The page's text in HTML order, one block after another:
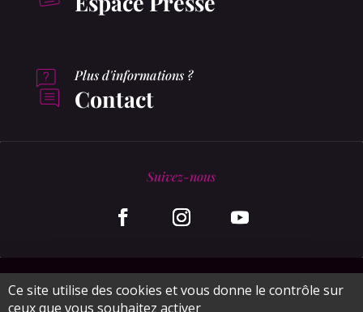
Plus d'informations ?
Contact
Suivez-nous
© MonaGraphic 2020
Ce site utilise des cookies et vous donne le contrôle sur
ceux que vous souhaitez activer